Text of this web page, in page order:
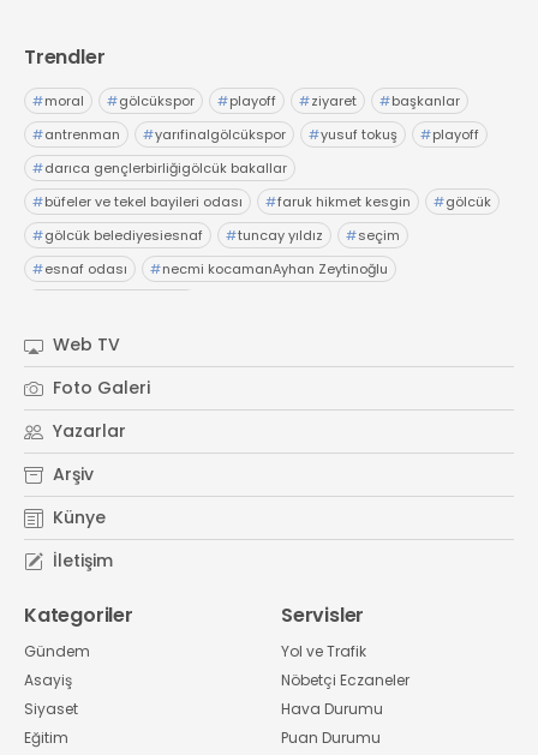
Trendler
#moral #gölcükspor #playoff #ziyaret #başkanlar
#antrenman #yarıfinalgölcükspor #yusuf tokuş #playoff
#darıca gençlerbirliğigölcük bakallar
#büfeler ve tekel bayileri odası #faruk hikmet kesgin #gölcük
#gölcük belediyesiesnaf #tuncay yıldız #seçim
#esnaf odası #necmi kocamanAyhan Zeytinoğlu
Web TV
Foto Galeri
Yazarlar
Arşiv
Künye
İletişim
Kategoriler
Gündem
Asayiş
Siyaset
Eğitim
Servisler
Yol ve Trafik
Nöbetçi Eczaneler
Hava Durumu
Puan Durumu